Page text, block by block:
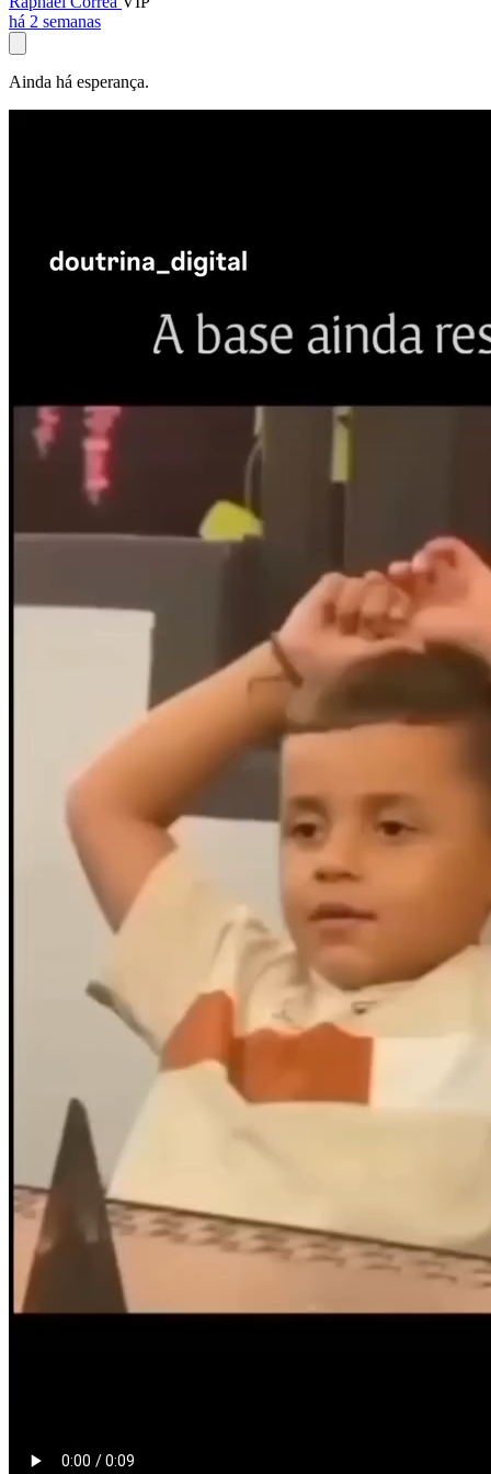
há 2 semanas
Ainda há esperança.